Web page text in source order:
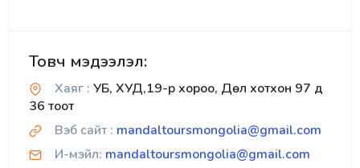
Товч мэдээлэл:
Хаяг : УБ, ХУД,19-р хороо, Дөл хотхон 97 д
36 тоот
Вэб сайт : mandaltoursmongolia@gmail.com
И-мэйл: mandaltoursmongolia@gmail.com